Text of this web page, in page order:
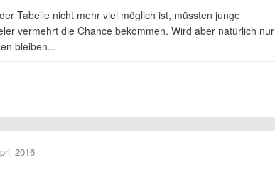
Tabelle nicht mehr viel möglich ist, müssten junge
vermehrt die Chance bekommen. Wird aber natürlich nur
bleiben...
2016